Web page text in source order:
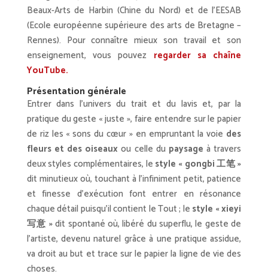
Beaux-Arts de Harbin (Chine du Nord) et de l’EESAB
(Ecole européenne supérieure des arts de Bretagne –
Rennes). Pour connaître mieux son travail et son
enseignement, vous pouvez regarder sa chaîne
YouTube.
Présentation générale
Entrer dans l’univers du trait et du lavis et, par la
pratique du geste « juste », faire entendre sur le papier
de riz les « sons du cœur » en empruntant la voie des
fleurs et des oiseaux ou celle du paysage à travers
deux styles complémentaires, le style « gongbi 工笔 »
dit minutieux où, touchant à l’infiniment petit, patience
et finesse d’exécution font entrer en résonance
chaque détail puisqu’il contient le Tout ; le style « xieyi
写意 »dit spontané où, libéré du superflu, le geste de
l’artiste, devenu naturel grâce à une pratique assidue,
va droit au but et trace sur le papier la ligne de vie des
choses.